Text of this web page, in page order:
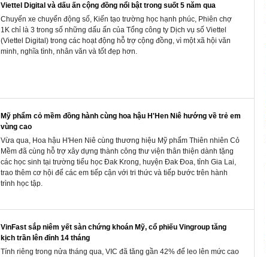
Viettel Digital và dấu ấn cộng đồng nổi bật trong suốt 5 năm qua
Chuyến xe chuyển động số, Kiến tạo trường học hạnh phúc, Phiên chợ
1K chỉ là 3 trong số những dấu ấn của Tổng công ty Dịch vụ số Viettel
(Viettel Digital) trong các hoạt động hỗ trợ cộng đồng, vì một xã hội văn
minh, nghĩa tình, nhân văn và tốt đẹp hơn.
Mỹ phẩm cỏ mềm đồng hành cùng hoa hậu H'Hen Niê hướng về trẻ em
vùng cao
Vừa qua, Hoa hậu H'Hen Niê cùng thương hiệu Mỹ phẩm Thiên nhiên Cỏ
Mềm đã cùng hỗ trợ xây dựng thành công thư viện thân thiện dành tặng
các học sinh tại trường tiểu học Đak Krong, huyện Đak Đoa, tỉnh Gia Lai,
trao thêm cơ hội để các em tiếp cận với tri thức và tiếp bước trên hành
trình học tập.
VinFast sắp niêm yết sàn chứng khoán Mỹ, cổ phiếu Vingroup tăng
kịch trần lên đỉnh 14 tháng
Tính riêng trong nửa tháng qua, VIC đã tăng gần 42% để leo lên mức cao